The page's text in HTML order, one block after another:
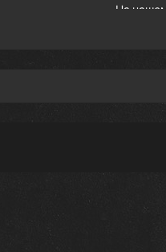
На
наслаждаться каждой